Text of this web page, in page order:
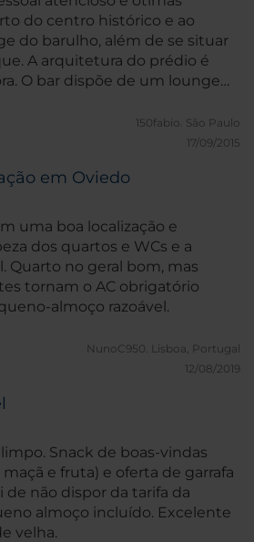
do centro histórico e ao
do barulho, além de se situar
A arquitetura do prédio é
O bar dispõe de um lounge
150fabio. São Paulo
17/09/2015
em Oviedo
uma boa localização e
dos quartos e WCs e a
tornam o AC obrigatório
almoço razoável.
NunoC950. Lisboa, Portugal
12/08/2019
Snack de boas-vindas
e fruta) e oferta de garrafa
de não dispor da tarifa da
almoço incluído. Excelente
velha.